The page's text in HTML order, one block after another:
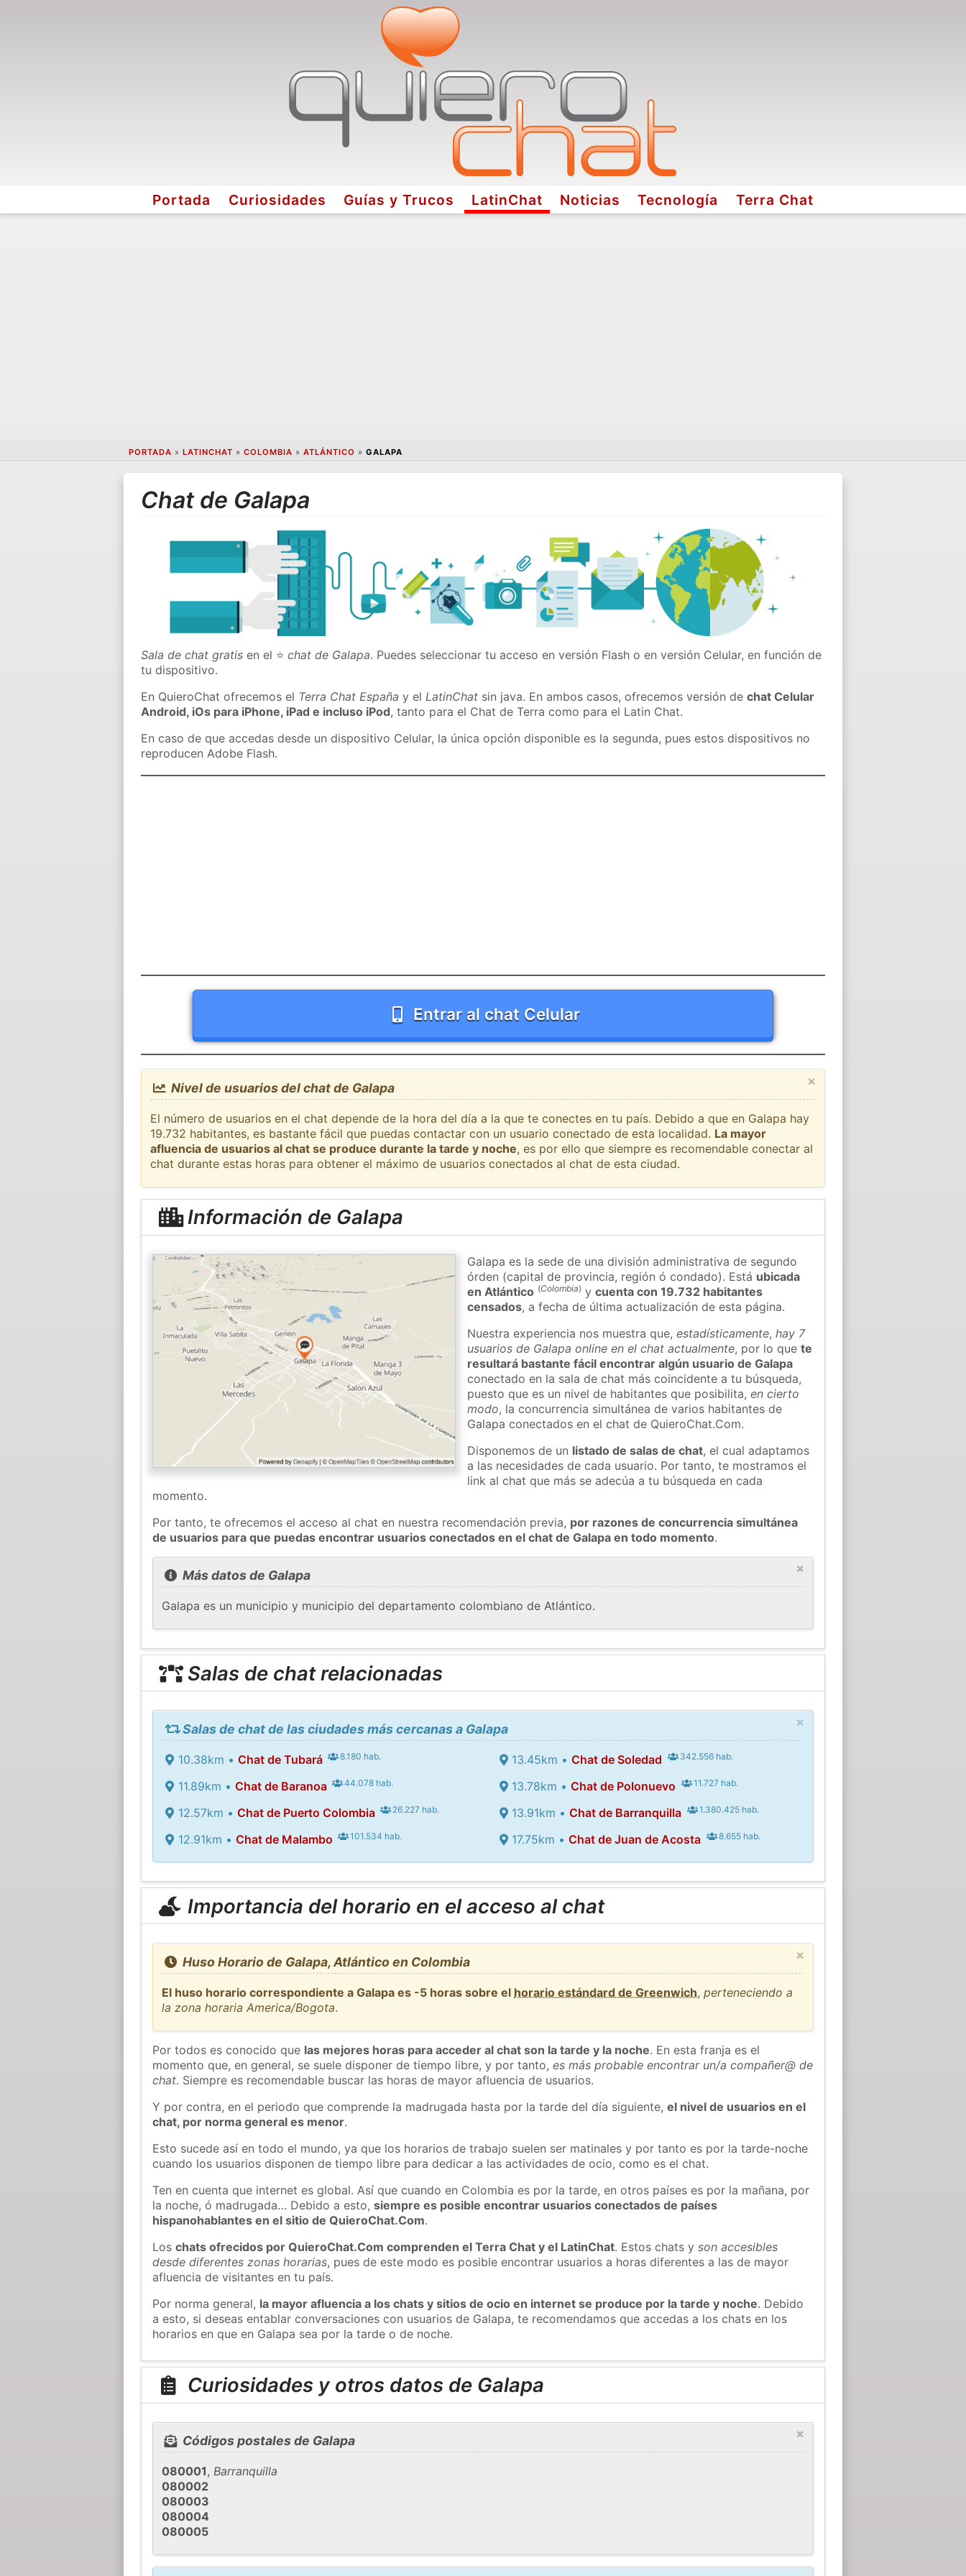
Portada Curiosidades Guías y Trucos LatinChat Noticias Tecnología Terra Chat
PORTADA » LATINCHAT » COLOMBIA » ATLÁNTICO » GALAPA
Chat de Galapa
Sala de chat gratis en el ⭐chat de Galapa. Puedes seleccionar tu acceso en versión Flash o en versión Celular, en función de
tu dispositivo.
En QuieroChat ofrecemos el Terra Chat España y elLatinChat sin java. En ambos casos, ofrecemos versión dechat Celular
Android, iOs para iPhone, iPad e incluso iPod, tanto para el Chat de Terra como para el Latin Chat.
En caso de que accedas desde un dispositivo Celular, la única opción disponible es la segunda, pues estos dispositivos no
reproducen Adobe Flash.
Entrar al chat Celular
×
Nivel de usuarios del chat de Galapa
El número de usuarios en el chat depende de la hora del día a la que te conectes en tu país. Debido a que en Galapa hay
19.732 habitantes, es bastante fácil que puedas contactar con un usuario conectado de esta localidad. La mayor
afluencia de usuarios al chat se produce durante la tarde y noche, es por ello que siempre es recomendable conectar al
chat durante estas horas para obtener el máximo de usuarios conectados al chat de esta ciudad.
Información de Galapa
Galapa es la sede de una división administrativa de segundo
órden (capital de provincia, región ó condado). Está ubicada
en Atlántico (Colombia) ycuenta con 19.732 habitantes
censados, a fecha de última actualización de esta página.
Nuestra experiencia nos muestra que,estadísticamente,hay 7
usuarios de Galapa online en el chat actualmente, por lo quete
resultará bastante fácil encontrar algún usuario de Galapa
conectado en la sala de chat más coincidente a tu búsqueda,
puesto que es un nivel de habitantes que posibilita,en cierto
modo, la concurrencia simultánea de varios habitantes de
Galapa conectados en el chat de QuieroChat.Com.
Disponemos de un listado de salas de chat, el cual adaptamos
a las necesidades de cada usuario. Por tanto, te mostramos el
link al chat que más se adecúa a tu búsqueda en cada
momento.
Por tanto, te ofrecemos el acceso al chat en nuestra recomendación previa, por razones de concurrencia simultánea
de usuarios para que puedas encontrar usuarios conectados en el chat de Galapa en todo momento.
×
Más datos de Galapa
Galapa es un municipio y municipio del departamento colombiano de Atlántico.
Salas de chat relacionadas
×
Salas de chat de las ciudades más cercanas a Galapa
10.38km • Chat de Tubará 8.180 hab.
11.89km • Chat de Baranoa 44.078 hab.
12.57km • Chat de Puerto Colombia 26.227 hab.
12.91km • Chat de Malambo 101.534 hab.
13.45km •Chat de Soledad 342.556 hab.
13.78km •Chat de Polonuevo 11.727 hab.
13.91km •Chat de Barranquilla 1.380.425 hab.
17.75km •Chat de Juan de Acosta 8.655 hab.
Importancia del horario en el acceso al chat
×
Huso Horario de Galapa, Atlántico en Colombia
El huso horario correspondiente a Galapa es -5 horas sobre el horario estándard de Greenwich,perteneciendo a
la zona horaria America/Bogota.
Por todos es conocido que las mejores horas para acceder al chat son la tarde y la noche. En esta franja es el
momento que, en general, se suele disponer de tiempo libre, y por tanto,es más probable encontrar un/a compañer@ de
chat. Siempre es recomendable buscar las horas de mayor afluencia de usuarios.
Y por contra, en el periodo que comprende la madrugada hasta por la tarde del día siguiente,el nivel de usuarios en el
chat, por norma general es menor.
Esto sucede así en todo el mundo, ya que los horarios de trabajo suelen ser matinales y por tanto es por la tarde-noche
cuando los usuarios disponen de tiempo libre para dedicar a las actividades de ocio, como es el chat.
Ten en cuenta que internet es global. Así que cuando en Colombia es por la tarde, en otros países es por la mañana, por
la noche, ó madrugada… Debido a esto,siempre es posible encontrar usuarios conectados de países
hispanohablantes en el sitio de QuieroChat.Com.
Loschats ofrecidos por QuieroChat.Com comprenden el Terra Chat y el LatinChat. Estos chats yson accesibles
desde diferentes zonas horarias, pues de este modo es posible encontrar usuarios a horas diferentes a las de mayor
afluencia de visitantes en tu país.
Por norma general, la mayor afluencia a los chats y sitios de ocio en internet se produce por la tarde y noche. Debido
a esto, si deseas entablar conversaciones con usuarios de Galapa, te recomendamos que accedas a los chats en los
horarios en que en Galapa sea por la tarde o de noche.
Curiosidades y otros datos de Galapa
×
Códigos postales de Galapa
080001,Barranquilla
080002
080003
080004
080005